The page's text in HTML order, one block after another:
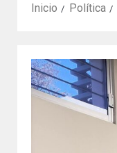
Inicio Política